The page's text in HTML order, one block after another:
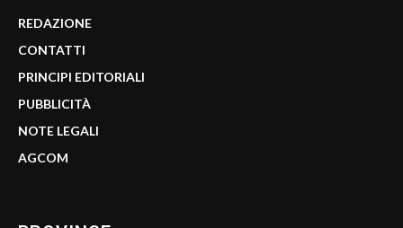
REDAZIONE
CONTATTI
PRINCIPI EDITORIALI
PUBBLICITÀ
NOTE LEGALI
AGCOM